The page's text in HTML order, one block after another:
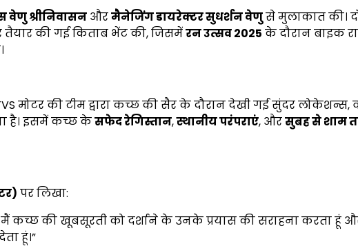
श्रीनिवासन औरमैनेजिंग डायरेक्टर सुधर्शन वेणुसे मुलाकात की।
तैयार की गई किताब भेंट की, जिसमेंरन उत्सव 2025 के दौरान बाइक
मोटर की टीम द्वारा कच्छ की सैर के दौरान देखी गई सुंदर लोकेशन्स,
है। इसमें कच्छ केसफेद रेगिस्तान,स्थानीय परंपराएं, औरसुबह से शाम
पर लिखा:
कच्छ की खूबसूरती को दर्शाने के उनके प्रयास की सराहना करता हूं
हूं।”